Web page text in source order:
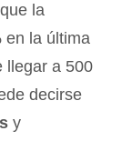
la
en la última
llegar a 500
decirse
y